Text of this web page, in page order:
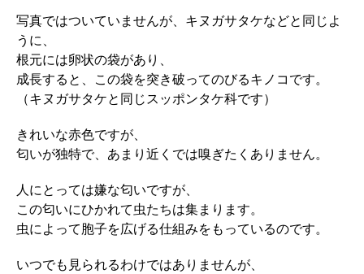
写真ではついていませんが、キヌガサタケなどと同じよ
うに、
根元には卵状の袋があり、
成長すると、この袋を突き破ってのびるキノコです。
（キヌガサタケと同じスッポンタケ科です）
きれいな赤色ですが、
匂いが独特で、あまり近くでは嗅ぎたくありません。
人にとっては嫌な匂いですが、
この匂いにひかれて虫たちは集まります。
虫によって胞子を広げる仕組みをもっているのです。
いつでも見られるわけではありませんが、